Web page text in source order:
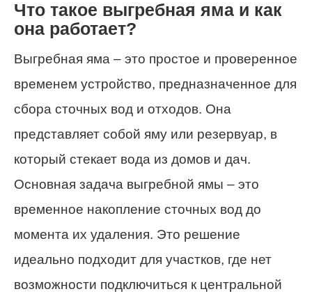
Что такое выгребная яма и как
она работает?
Выгребная яма – это простое и проверенное
временем устройство, предназначенное для
сбора сточных вод и отходов. Она
представляет собой яму или резервуар, в
который стекает вода из домов и дач.
Основная задача выгребной ямы – это
временное накопление сточных вод до
момента их удаления. Это решение
идеально подходит для участков, где нет
возможности подключиться к центральной